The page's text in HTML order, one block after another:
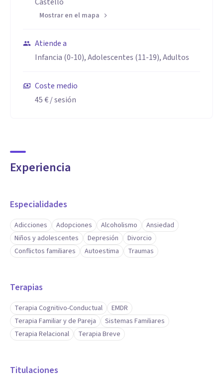
Mostrar en el mapa
Atiende a
Infancia (0-10), Adolescentes (11-19), Adultos
Coste medio
45 €/ sesión
Experiencia
Especialidades
Adicciones Adopciones Alcoholismo
Ansiedad
Niños y adolescentes
Depresión
Divorcio
Conflictos familiares
Autoestima Traumas
Terapias
Terapia Cognitivo-Conductual
EMDR
Terapia Familiar y de Pareja
Sistemas Familiares
Terapia Relacional
Terapia Breve
Titulaciones